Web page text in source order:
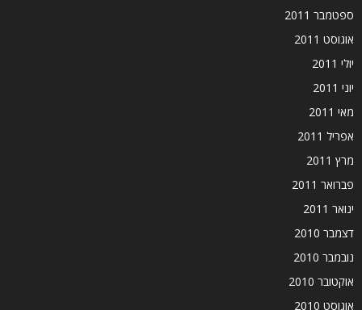
ספטמבר 2011
אוגוסט 2011
יולי 2011
יוני 2011
מאי 2011
אפריל 2011
מרץ 2011
פברואר 2011
ינואר 2011
דצמבר 2010
נובמבר 2010
אוקטובר 2010
אוגוסט 2010